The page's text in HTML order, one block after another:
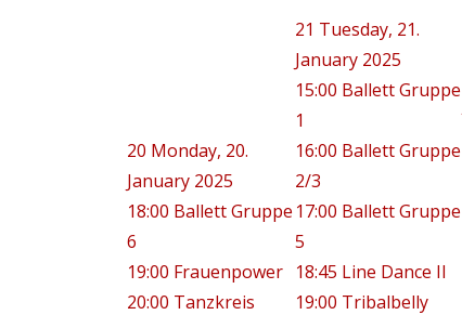
20 Monday, 20.
January 2025
18:00 Ballett Gruppe
6
19:00 Frauenpower
20:00 Tanzkreis
21 Tuesday, 21.
January 2025
15:00 Ballett Gruppe
1
16:00 Ballett Gruppe
2/3
17:00 Ballett Gruppe
5
18:45 Line Dance II
19:00 Tribalbelly